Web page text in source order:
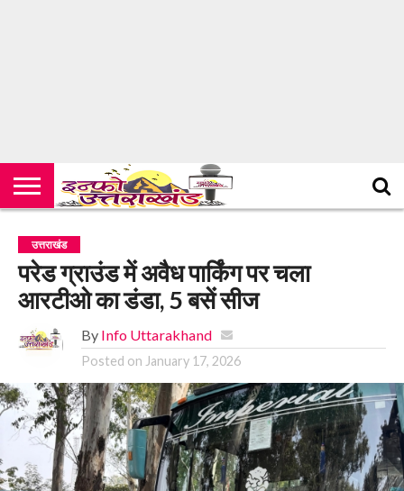
उत्तराखंड
परेड ग्राउंड में अवैध पार्किंग पर चला
आरटीओ का डंडा, 5 बसें सीज
By Info Uttarakhand
Posted on January 17, 2026